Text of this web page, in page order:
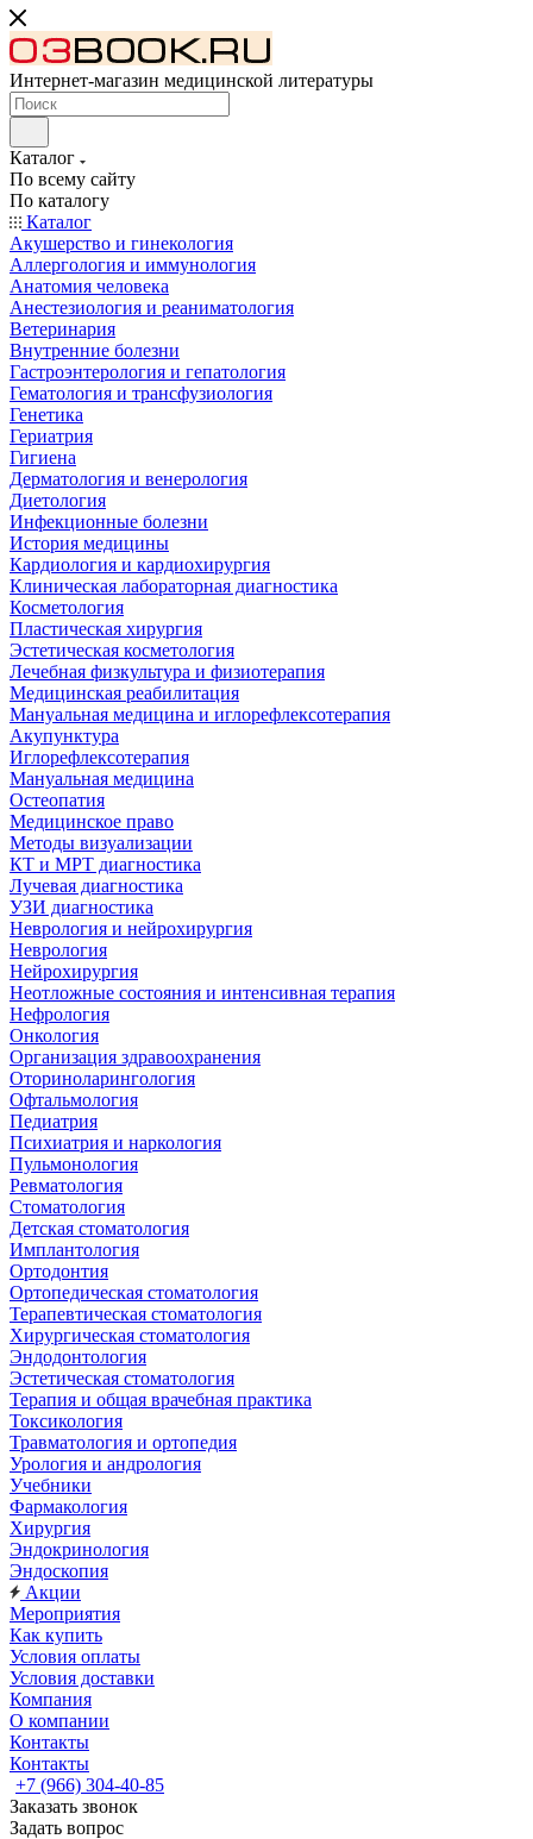
Интернет-магазин медицинской литературы
Каталог
По всему сайту
По каталогу
Каталог
Акушерство и гинекология
Аллергология и иммунология
Анатомия человека
Анестезиология и реаниматология
Ветеринария
Внутренние болезни
Гастроэнтерология и гепатология
Гематология и трансфузиология
Генетика
Гериатрия
Гигиена
Дерматология и венерология
Диетология
Инфекционные болезни
История медицины
Кардиология и кардиохирургия
Клиническая лабораторная диагностика
Косметология
Пластическая хирургия
Эстетическая косметология
Лечебная физкультура и физиотерапия
Медицинская реабилитация
Мануальная медицина и иглорефлексотерапия
Акупунктура
Иглорефлексотерапия
Мануальная медицина
Остеопатия
Медицинское право
Методы визуализации
КТ и МРТ диагностика
Лучевая диагностика
УЗИ диагностика
Неврология и нейрохирургия
Неврология
Нейрохирургия
Неотложные состояния и интенсивная терапия
Нефрология
Онкология
Организация здравоохранения
Оториноларингология
Офтальмология
Педиатрия
Психиатрия и наркология
Пульмонология
Ревматология
Стоматология
Детская стоматология
Имплантология
Ортодонтия
Ортопедическая стоматология
Терапевтическая стоматология
Хирургическая стоматология
Эндодонтология
Эстетическая стоматология
Терапия и общая врачебная практика
Токсикология
Травматология и ортопедия
Урология и андрология
Учебники
Фармакология
Хирургия
Эндокринология
Эндоскопия
Акции
Мероприятия
Как купить
Условия оплаты
Условия доставки
Компания
О компании
Контакты
Контакты
+7 (966) 304-40-85
Заказать звонок
Задать вопрос